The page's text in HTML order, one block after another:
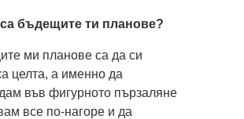
бъдещите ти планове?
ми планове са да си
целта, а именно да
във фигурното пързаляне
все по-нагоре и да